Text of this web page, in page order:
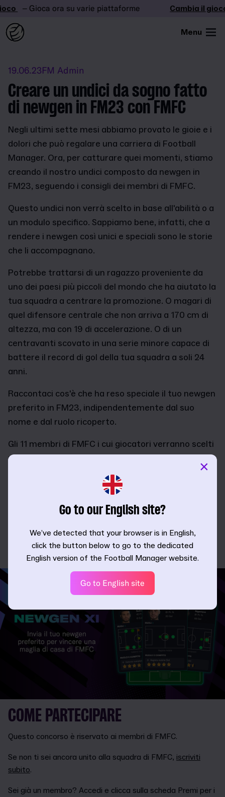
– Gioca ora su varie piattaforme Cambia il gioco
Menu
19.06.23FM Admin
Creare un undici da sogno fatto
di newgen in FM23 con FMFC
Negli ultimi sette mesi abbiamo provato le gioie e i
dolori che può regalare una carriera di Football
Manager. Ora, per catturare quei momenti, stiamo
creando il nostro undici composto da newgen in
FM23, seguendo i consigli dei membri di FMFC.
Questo undici non verrà scelto in base all'abilità o a
un modulo specifico. Sappiamo bene, infatti, che a
rendere i newgen così unici e speciali sono le storie
che li accompagnano.
Potrebbe trattarsi di un ragazzo proveniente da
uno dei paesi più piccoli del mondo che ha aiutato la
tua squadra a centrare la promozione. O magari di
quel difensore centrale che non arriva a 170 cm di
altezza, ma con 19 di accelerazione. O di un
centravanti scovato in una serie minore capace di
battere il record di gol della tua squadra a soli 24
anni.
Raccontaci cos'è che ha reso speciale il tuo newgen
preferito in FM23, indipendentemente dal suo
nome e dal ruolo ricoperto.
Gli 11 membri di FMFC i cui giocatori verranno scelti
per comporre l'undici titolare riceveranno una
maglia da casa di FMFC 23 con il nome e il numero
del newgen stampati sulle spalle. Inoltre, i loro
FM e nell'hub di FMFC.
Il concorso termina alle 18:00 CEST di mercoledì 28
giugno.Si applicano termini e condizioni.
COME PARTECIPARE
Questo concorso è riservato ai membri di FMFC.
Se non ti sei ancora unito alla squadra di FMFC, iscriviti
subito.
Sei già un membro? Accedi e clicca sulla scheda Premi per i
Go to our English site?
We’ve detected that your browser is in English,
click the button below to go to the dedicated
English version of the Football Manager website.
Go to English site
×